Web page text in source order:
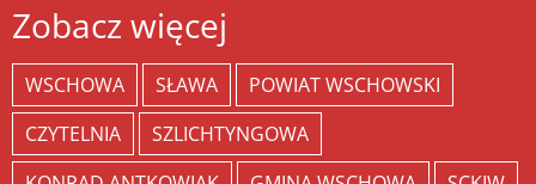
Zobacz więcej
WSCHOWA SŁAWA
POWIAT WSCHOWSKI
CZYTELNIA
SZLICHTYNGOWA